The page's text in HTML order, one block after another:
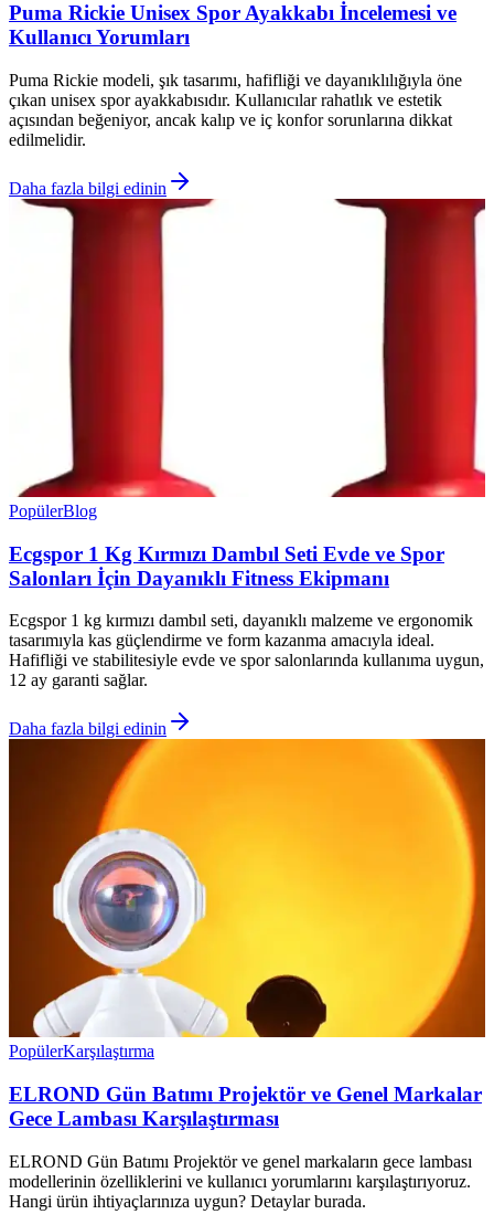
Puma Rickie Unisex Spor Ayakkabı İncelemesi ve
Kullanıcı Yorumları
Puma Rickie modeli, şık tasarımı, hafifliği ve dayanıklılığıyla öne
çıkan unisex spor ayakkabısıdır. Kullanıcılar rahatlık ve estetik
açısından beğeniyor, ancak kalıp ve iç konfor sorunlarına dikkat
edilmelidir.
Daha fazla bilgi edinin
PopülerBlog
Ecgspor 1 Kg Kırmızı Dambıl Seti Evde ve Spor
Salonları İçin Dayanıklı Fitness Ekipmanı
Ecgspor 1 kg kırmızı dambıl seti, dayanıklı malzeme ve ergonomik
tasarımıyla kas güçlendirme ve form kazanma amacıyla ideal.
Hafifliği ve stabilitesiyle evde ve spor salonlarında kullanıma uygun,
12 ay garanti sağlar.
Daha fazla bilgi edinin
PopülerKarşılaştırma
ELROND Gün Batımı Projektör ve Genel Markalar
Gece Lambası Karşılaştırması
ELROND Gün Batımı Projektör ve genel markaların gece lambası
modellerinin özelliklerini ve kullanıcı yorumlarını karşılaştırıyoruz.
Hangi ürün ihtiyaçlarınıza uygun? Detaylar burada.